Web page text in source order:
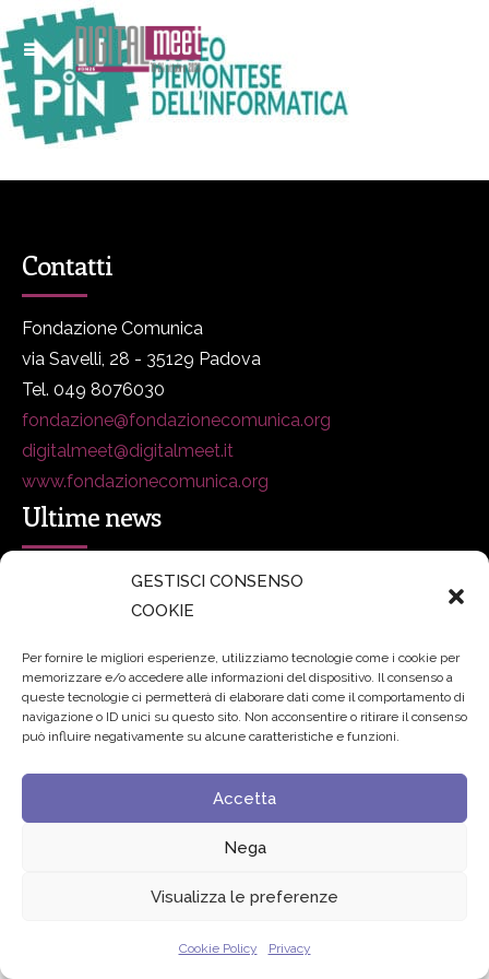
GESTISCI CONSENSO
COOKIE
Per fornire le migliori esperienze, utilizziamo tecnologie come i cookie per
memorizzare e/o accedere alle informazioni del dispositivo. Il consenso a
queste tecnologie ci permetterà di elaborare dati come il comportamento di
navigazione o ID unici su questo sito. Non acconsentire o ritirare il consenso
può influire negativamente su alcune caratteristiche e funzioni.
Accetta
Nega
Visualizza le preferenze
Cookie Policy Privacy
Contatti
Fondazione Comunica
via Savelli, 28 - 35129 Padova
Tel. 049 8076030
fondazione@fondazionecomunica.org
digitalmeet@digitalmeet.it
www.fondazionecomunica.org
Ultime news
secsolutionforum 2026: è Bologna la nuova capitale
italiana della security
Padre Benanti: «Intelligenza artificiale? Contro i nuovi
algoritmi del potere serve una governance condivisa»
21 Luglio 2026
Edvance – Digital Education Hub Higher Education
Giugno 2026
© 2024 Fondazione Comunica – All rights reserved